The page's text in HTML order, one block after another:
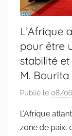
L’Afrique
pour être
stabilité
M. Bourita
Publié le 08/
L’Afrique
zone de paix,